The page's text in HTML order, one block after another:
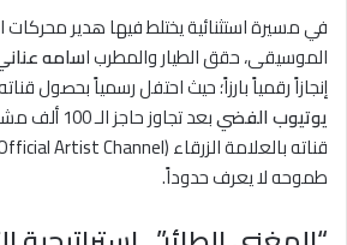
في مسيرة استثنائية يختلط فيها هدير محركات
الموسيقى، حقق الطيار والمطرب اسامه
إنجازاً رقمياً بارزاً؛ حيث احتفل رسمياً بحصول
يوتيوب الفضي
بعد تجاوز
طموحه لا يعرف حدوداً.